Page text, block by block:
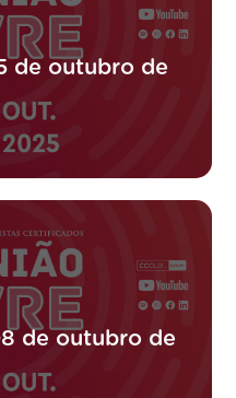
de outubro de
de outubro de